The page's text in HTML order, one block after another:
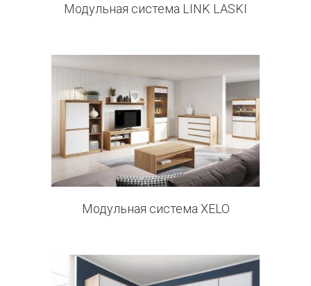
Модульная система LINK LASKI
3 products
Модульная система XELO